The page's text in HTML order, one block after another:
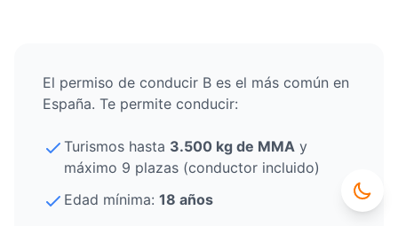
El permiso de conducir B es el más común en
España. Te permite conducir:
Turismos hasta 3.500 kg de MMA y
máximo 9 plazas (conductor incluido)
Edad mínima: 18 años